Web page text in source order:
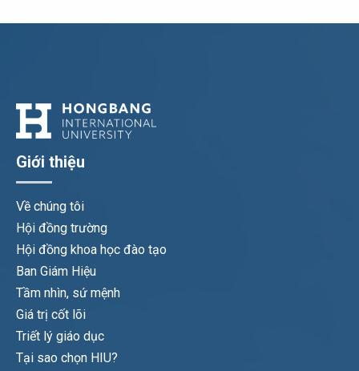
Giới thiệu
Về chúng tôi
Hội đồng trường
Hội đồng khoa học đào tạo
Ban Giám Hiệu
Tầm nhìn, sứ mệnh
Giá trị cốt lõi
Triết lý giáo dục
Tại sao chọn HIU?